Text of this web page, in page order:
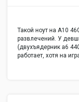
Такой ноут на А10
развлечений. У
(двухъядерник а6
работает, хотя на